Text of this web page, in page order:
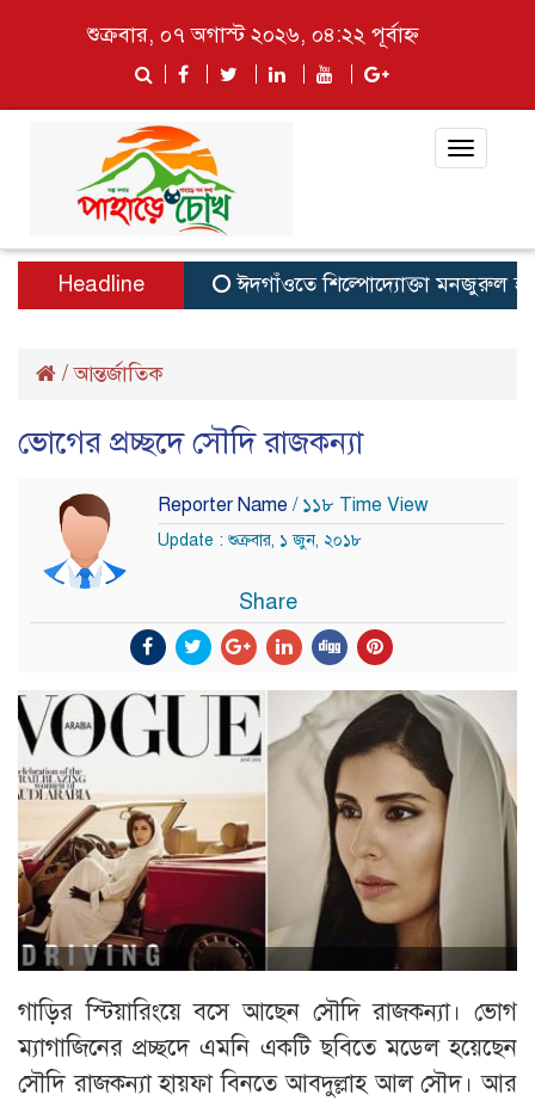
শুক্রবার, ০৭ অগাস্ট ২০২৬, ০৪:২২ পূর্বাহ্ন
Toggle
Headline ঈদগাঁওতে শিল্পোদ্যোক্তা মনজুরুল হক
/আন্তর্জাতিক
ভোগের প্রচ্ছদে সৌদি রাজকন্যা
Reporter Name / ১১৮ Time View
Update : শুক্রবার, ১ জুন, ২০১৮
Share
গাড়ির স্টিয়ারিংয়ে বসে আছেন সৌদি রাজকন্যা। ভোগ
ম্যাগাজিনের প্রচ্ছদে এমনি একটি ছবিতে মডেল হয়েছেন
সৌদি রাজকন্যা হায়ফা বিনতে আবদুল্লাহ আল সৌদ। আর